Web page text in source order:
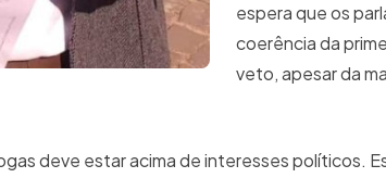
espera que os
coerência da
veto, apesar da
deve estar acima de interesses políticos.